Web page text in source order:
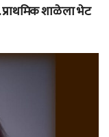
प्राथमिक शाळेला भेट